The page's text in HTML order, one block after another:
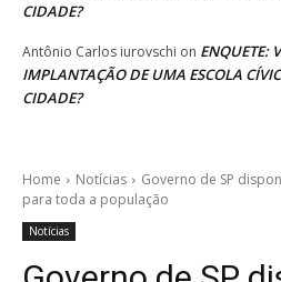
CIDADE?
Antônio Carlos iurovschi on ENQUETE:
IMPLANTAÇÃO DE UMA ESCOLA
CIDADE?